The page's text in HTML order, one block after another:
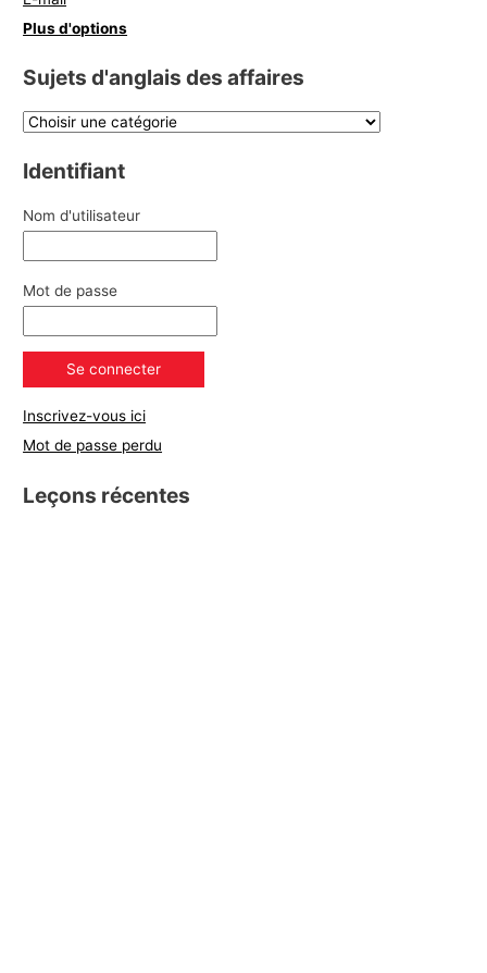
Plus d'options
Sujets d'anglais des affaires
Identifiant
Nom d'utilisateur
Mot de passe
Inscrivez-vous ici
Mot de passe perdu
Leçons récentes